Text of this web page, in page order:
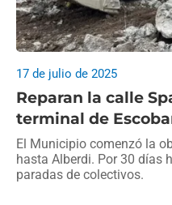
Reparan la calle
terminal de
17 de julio de 2025
El Municipio comenzó la
hasta Alberdi. Por 30 días
paradas de colectivos.